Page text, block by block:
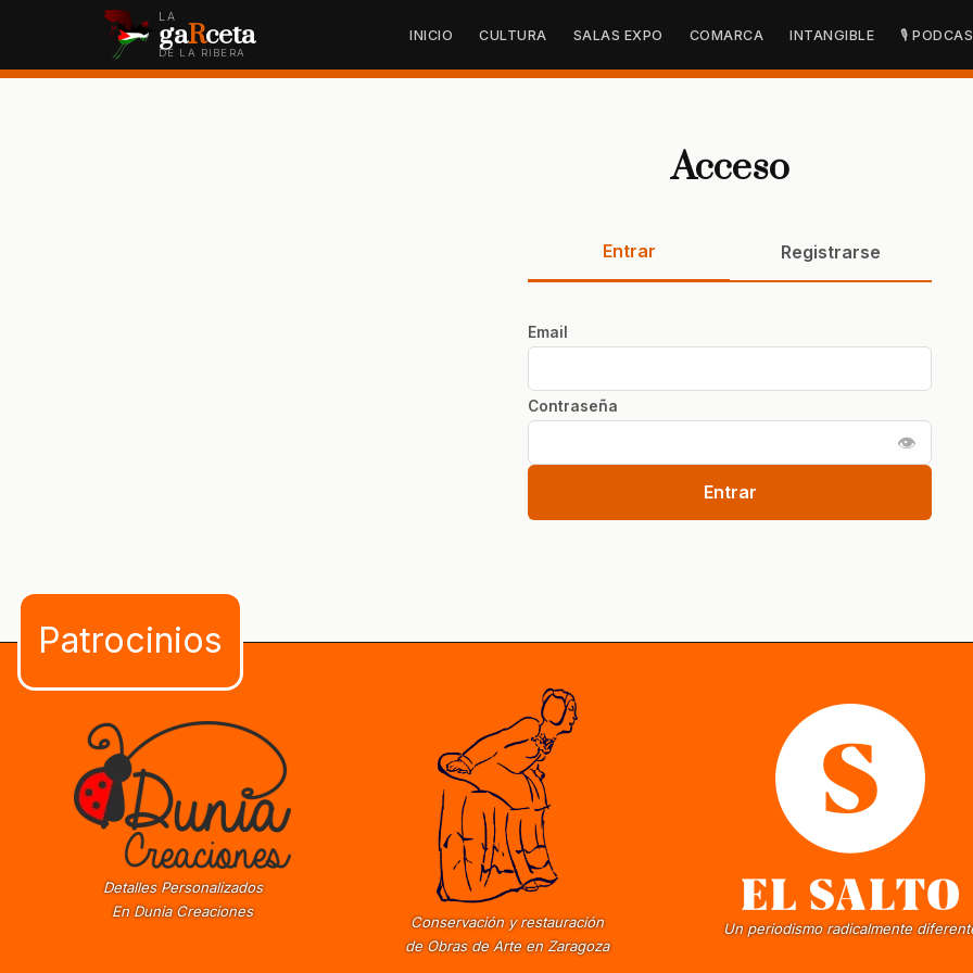
LA
gaRceta
DE LA RIBERA
INICIO CULTURA SALAS EXPO COMARCA INTANGIBLE 🎙
Acceso
Entrar Registrarse
Email
Contraseña
👁
Entrar
Detalles Personalizados
En Dunia Creaciones
Conservación y restauración
de Obras de Arte en Zaragoza
Un periodismo radicalmente